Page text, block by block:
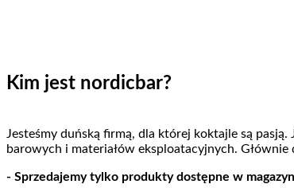
Kim jest nordicbar?
Jesteśmy duńską firmą, dla której koktajle są pasją.
barowych i materiałów eksploatacyjnych.
- Sprzedajemy tylko produkty dostępne w